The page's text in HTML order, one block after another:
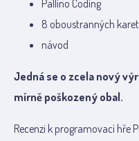
Pallino Coding
8 oboustranných
návod
Jedná se o zcela nový
mírně poškozený obal.
Recenzi k programovací hře